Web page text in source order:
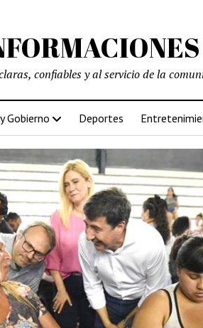
confiables y al servicio de la
Gobierno Deportes